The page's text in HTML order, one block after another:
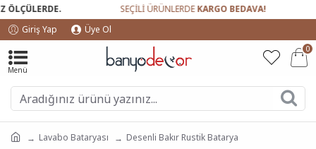
SEÇİLİ ÜRÜNLERDEKARGO BEDAVA!
Giriş Yap
Üye Ol
0
Lavabo Bataryası Desenli Bakır Rustik Batarya